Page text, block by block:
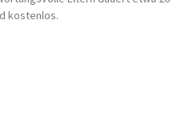
kostenlos.